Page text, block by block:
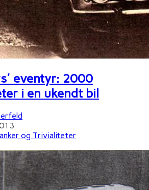
eventyr: 2000
i en ukendt bil
og Trivialiteter